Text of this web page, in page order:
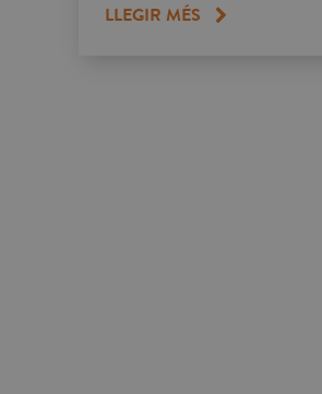
LLEGIR MÉS